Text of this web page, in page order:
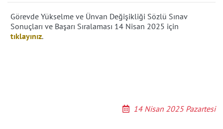
Görevde Yükselme ve Ünvan Değişikliği Sözlü Sınav
Sonuçları ve Başarı Sıralaması 14 Nisan 2025 için
tıklayınız.
14 Nisan 2025 Pazartesi